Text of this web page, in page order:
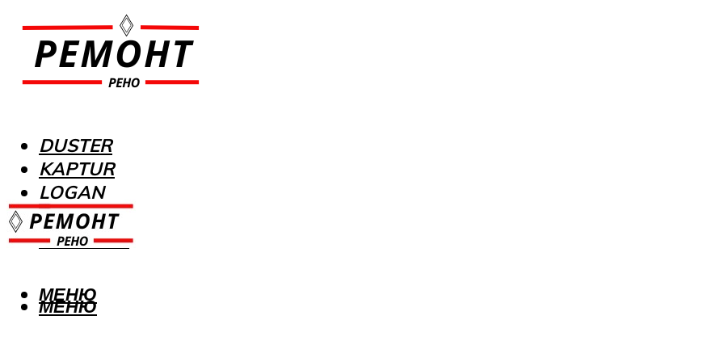
DUSTER
KAPTUR
LOGAN
MEGANE
SANDERO
МЕНЮ
МЕНЮ